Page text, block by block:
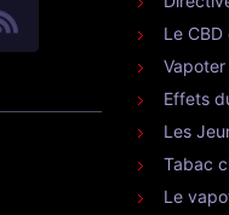
Le
Effets
Les
Tabac
Le